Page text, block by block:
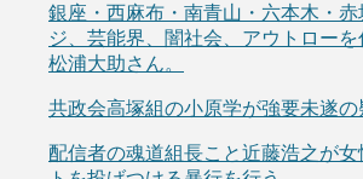
銀座・西麻布・南青山・六本木・
ジ、芸能界、闇社会、アウトロー
松浦大助さん。
共政会高塚組の小原学が強要未遂
配信者の魂道組長こと近藤浩之が